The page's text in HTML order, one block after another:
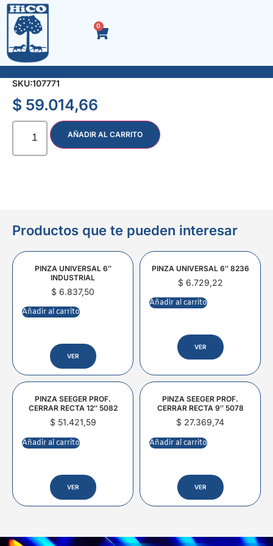
0
VALVULA ESFERICA METAL. 2 1/2″ M/ ITALY
SKU:107771
$ 59.014,66
AÑADIR AL CARRITO
Productos que te pueden interesar
PINZA UNIVERSAL 6″
INDUSTRIAL
$ 6.837,50
Añadir al carrito
VER
PINZA UNIVERSAL 6″ 8236
$6.729,22
Añadir al carrito
VER
PINZA SEEGER PROF.
CERRAR RECTA 12″ 5082
$51.421,59
Añadir al carrito
VER
PINZA SEEGER PROF.
CERRAR RECTA 9″ 5078
$ 27.369,74
Añadir al carrito
VER